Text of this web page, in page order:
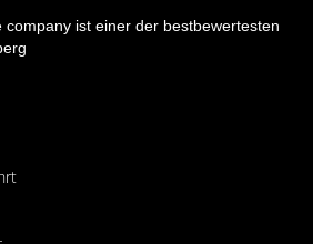
company ist einer der bestbewertesten